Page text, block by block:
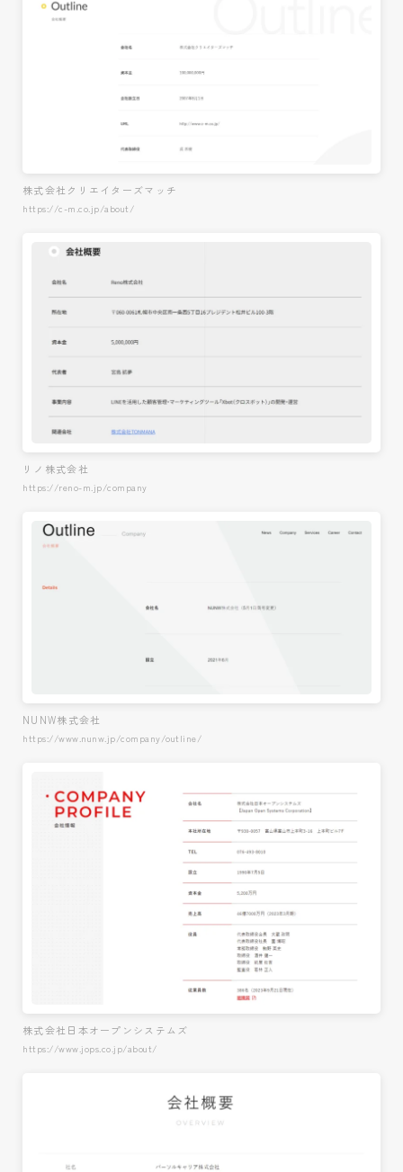
株式会社クリエイターズマッチ
https://c-m.co.jp/about/
リノ株式会社
https://reno-m.jp/company
NUNW株式会社
https://www.nunw.jp/company/outline/
株式会社日本オープンシステムズ
https://www.jops.co.jp/about/